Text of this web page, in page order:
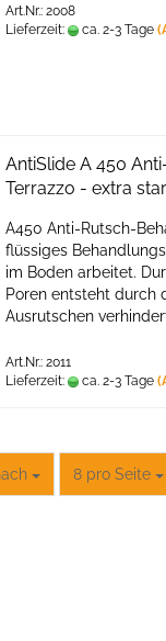
Art.Nr.: 2008
Lieferzeit:
ca. 2-3 Tage
AntiSlide A 450
Terrazzo - extra
A450 Anti-Rutsch-
flüssiges
im Boden arbeitet.
Poren entsteht durch
Ausrutschen
Art.Nr.: 2011
Lieferzeit:
ca. 2-3 Tage
8 pro Seite
pro Seite